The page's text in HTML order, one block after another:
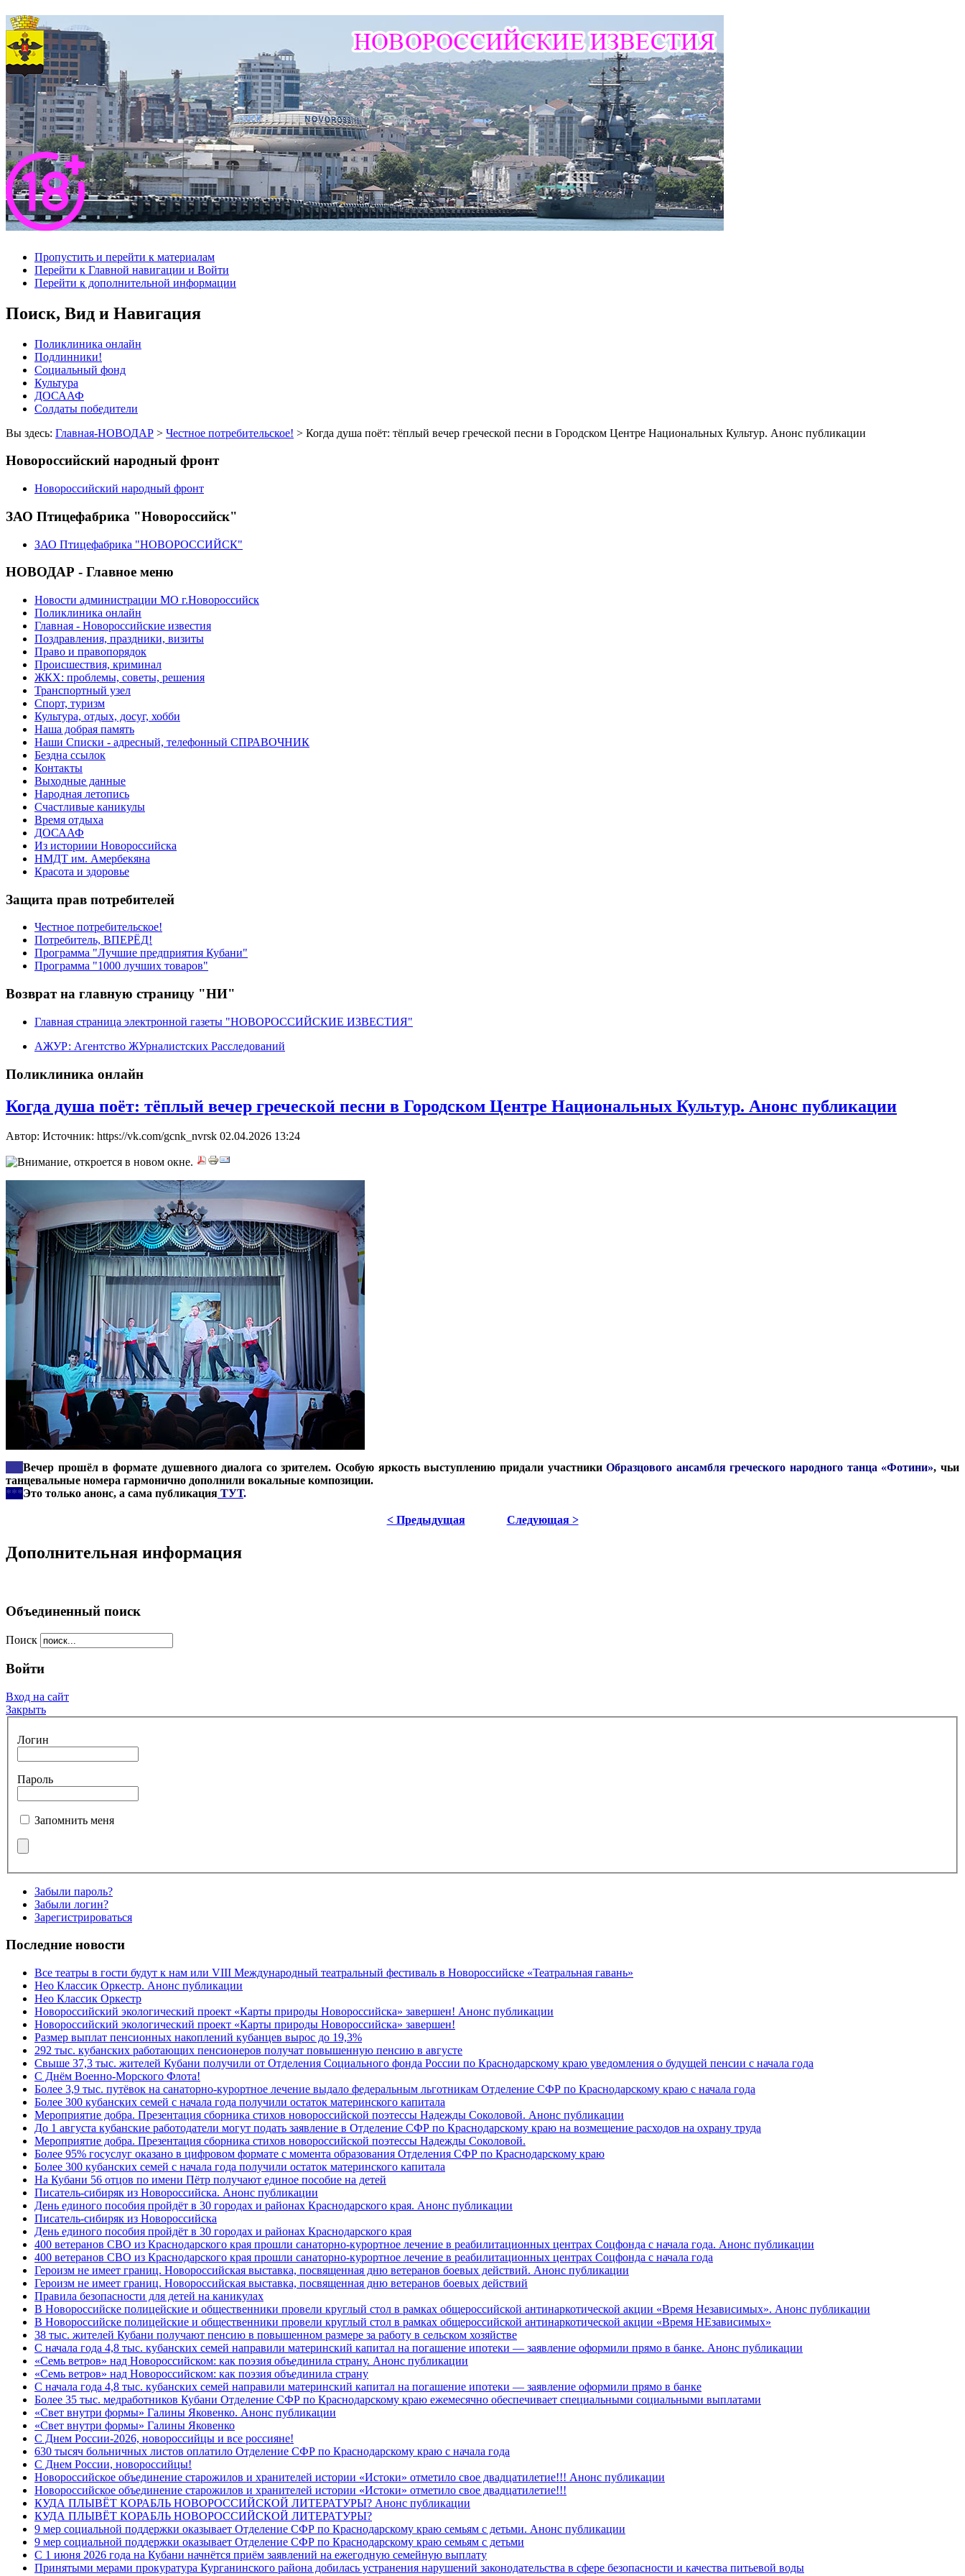
Пропустить и перейти к материалам
Перейти к Главной навигации и Войти
Перейти к дополнительной информации
Поиск, Вид и Навигация
Поликлиника онлайн
Подлинники!
Социальный фонд
Культура
ДОСААФ
Солдаты победители
Вы здесь: Главная-НОВОДАР > Честное потребительское! > Когда душа поёт: тёплый вечер греческой песни в Городском Центре Национальных Культур. Анонс публикации
Новороссийский народный фронт
Новороссийский народный фронт
ЗАО Птицефабрика "Новороссийск"
ЗАО Птицефабрика "НОВОРОССИЙСК"
НОВОДАР - Главное меню
Новости администрации МО г.Новороссийск
Поликлиника онлайн
Главная - Новороссийские известия
Поздравления, праздники, визиты
Право и правопорядок
Происшествия, криминал
ЖКХ: проблемы, советы, решения
Транспортный узел
Спорт, туризм
Культура, отдых, досуг, хобби
Наша добрая память
Наши Списки - адресный, телефонный СПРАВОЧНИК
Бездна ссылок
Контакты
Выходные данные
Народная летопись
Счастливые каникулы
Время отдыха
ДОСААФ
Из историии Новороссийска
НМДТ им. Амербекяна
Красота и здоровье
Защита прав потребителей
Честное потребительское!
Потребитель, ВПЕРЁД!
Программа "Лучшие предприятия Кубани"
Программа "1000 лучших товаров"
Возврат на главную страницу "НИ"
Главная страница электронной газеты "НОВОРОССИЙСКИЕ ИЗВЕСТИЯ"
АЖУР: Агентство ЖУрналистских Расследований
Поликлиника онлайн
Когда душа поёт: тёплый вечер греческой песни в Городском Центре Национальных Культур. Анонс публикации
Автор: Источник: https://vk.com/gcnk_nvrsk 02.04.2026 13:24
Вечер прошёл в формате душевного диалога со зрителем. Особую яркость выступлению придали участникиОбразцового ансамбля греческого народного танца «Фотини», чьи
танцевальные номера гармонично дополнили вокальные композиции.
***Это только анонс, а сама публикация ТУТ.
< Предыдущая Следующая >
Дополнительная информация
Объединенный поиск
Поиск
Войти
Вход на сайт
Закрыть
Логин
Пароль
Запомнить меня
Забыли пароль?
Забыли логин?
Зарегистрироваться
Последние новости
Все театры в гости будут к нам или VIII Международный театральный фестиваль в Новороссийске «Театральная гавань»
Нео Классик Оркестр. Анонс публикации
Нео Классик Оркестр
Новороссийский экологический проект «Карты природы Новороссийска» завершен! Анонс публикации
Новороссийский экологический проект «Карты природы Новороссийска» завершен!
Размер выплат пенсионных накоплений кубанцев вырос до 19,3%
292 тыс. кубанских работающих пенсионеров получат повышенную пенсию в августе
Свыше 37,3 тыс. жителей Кубани получили от Отделения Социального фонда России по Краснодарскому краю уведомления о будущей пенсии с начала года
C Днём Военно-Морского Флота!
Более 3,9 тыс. путёвок на санаторно-курортное лечение выдало федеральным льготникам Отделение СФР по Краснодарскому краю с начала года
Более 300 кубанских семей с начала года получили остаток материнского капитала
Мероприятие добра. Презентация сборника стихов новороссийской поэтессы Надежды Соколовой. Анонс публикации
До 1 августа кубанские работодатели могут подать заявление в Отделение СФР по Краснодарскому краю на возмещение расходов на охрану труда
Мероприятие добра. Презентация сборника стихов новороссийской поэтессы Надежды Соколовой.
Более 95% госуслуг оказано в цифровом формате с момента образования Отделения СФР по Краснодарскому краю
Более 300 кубанских семей с начала года получили остаток материнского капитала
На Кубани 56 отцов по имени Пётр получают единое пособие на детей
Писатель-сибиряк из Новороссийска. Анонс публикации
День единого пособия пройдёт в 30 городах и районах Краснодарского края. Анонс публикации
Писатель-сибиряк из Новороссийска
День единого пособия пройдёт в 30 городах и районах Краснодарского края
400 ветеранов СВО из Краснодарского края прошли санаторно-курортное лечение в реабилитационных центрах Соцфонда с начала года. Анонс публикации
400 ветеранов СВО из Краснодарского края прошли санаторно-курортное лечение в реабилитационных центрах Соцфонда с начала года
Героизм не имеет границ. Новороссийская выставка, посвященная дню ветеранов боевых действий. Анонс публикации
Героизм не имеет границ. Новороссийская выставка, посвященная дню ветеранов боевых действий
Правила безопасности для детей на каникулах
В Новороссийске полицейские и общественники провели круглый стол в рамках общероссийской антинаркотической акции «Время Независимых». Анонс публикации
В Новороссийске полицейские и общественники провели круглый стол в рамках общероссийской антинаркотической акции «Время НЕзависимых»
38 тыс. жителей Кубани получают пенсию в повышенном размере за работу в сельском хозяйстве
С начала года 4,8 тыс. кубанских семей направили материнский капитал на погашение ипотеки — заявление оформили прямо в банке. Анонс публикации
«Семь ветров» над Новороссийском: как поэзия объединила страну. Анонс публикации
«Семь ветров» над Новороссийском: как поэзия объединила страну
С начала года 4,8 тыс. кубанских семей направили материнский капитал на погашение ипотеки — заявление оформили прямо в банке
Более 35 тыс. медработников Кубани Отделение СФР по Краснодарскому краю ежемесячно обеспечивает специальными социальными выплатами
«Свет внутри формы» Галины Яковенко. Анонс публикации
«Свет внутри формы» Галины Яковенко
C Днем России-2026, новороссийцы и все россияне!
630 тысяч больничных листов оплатило Отделение СФР по Краснодарскому краю с начала года
C Днем России, новороссийцы!
Новороссийское объединение старожилов и хранителей истории «Истоки» отметило свое двадцатилетие!!! Анонс публикации
Новороссийское объединение старожилов и хранителей истории «Истоки» отметило свое двадцатилетие!!!
КУДА ПЛЫВЁТ КОРАБЛЬ НОВОРОССИЙСКОЙ ЛИТЕРАТУРЫ? Анонс публикации
КУДА ПЛЫВЁТ КОРАБЛЬ НОВОРОССИЙСКОЙ ЛИТЕРАТУРЫ?
9 мер социальной поддержки оказывает Отделение СФР по Краснодарскому краю семьям с детьми. Анонс публикации
9 мер социальной поддержки оказывает Отделение СФР по Краснодарскому краю семьям с детьми
С 1 июня 2026 года на Кубани начнётся приём заявлений на ежегодную семейную выплату
Принятыми мерами прокуратура Курганинского района добилась устранения нарушений законодательства в сфере безопасности и качества питьевой воды